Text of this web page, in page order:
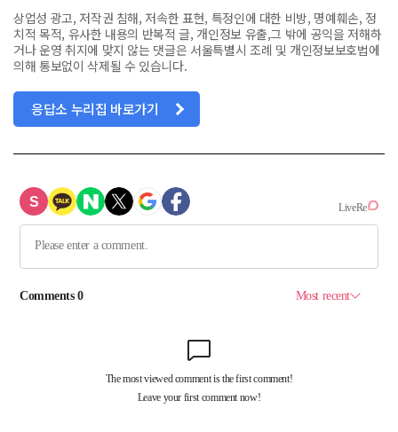
상업성 광고, 저작권 침해, 저속한 표현, 특정인에 대한 비방, 명예훼손, 정
치적 목적, 유사한 내용의 반복적 글, 개인정보 유출,그 밖에 공익을 저해하
거나 운영 취지에 맞지 않는 댓글은 서울특별시 조례 및 개인정보보호법에
의해 통보없이 삭제될 수 있습니다.
응답소 누리집 바로가기